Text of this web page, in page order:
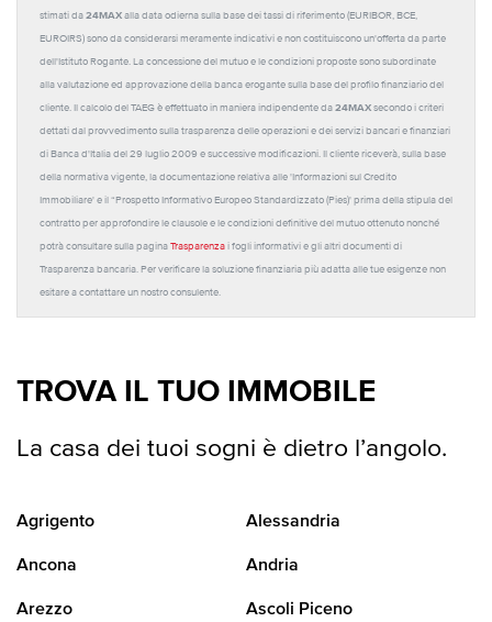
stimati da 24MAX alla data odierna sulla base dei tassi di riferimento (EURIBOR, BCE,
EUROIRS) sono da considerarsi meramente indicativi e non costituiscono un'offerta da parte
dell'Istituto Rogante. La concessione del mutuo e le condizioni proposte sono subordinate
alla valutazione ed approvazione della banca erogante sulla base del profilo finanziario del
cliente. Il calcolo del TAEG è effettuato in maniera indipendente da 24MAX secondo i criteri
dettati dal provvedimento sulla trasparenza delle operazioni e dei servizi bancari e finanziari
di Banca d'Italia del 29 luglio 2009 e successive modificazioni. Il cliente riceverà, sulla base
della normativa vigente, la documentazione relativa alle 'Informazioni sul Credito
Immobiliare' e il “Prospetto Informativo Europeo Standardizzato (Pies)' prima della stipula del
contratto per approfondire le clausole e le condizioni definitive del mutuo ottenuto nonché
potrà consultare sulla pagina Trasparenza i fogli informativi e gli altri documenti di
Trasparenza bancaria. Per verificare la soluzione finanziaria più adatta alle tue esigenze non
esitare a contattare un nostro consulente.
TROVA IL TUO IMMOBILE
La casa dei tuoi sogni è dietro l’angolo.
Agrigento Alessandria
Ancona Andria
Arezzo Ascoli Piceno